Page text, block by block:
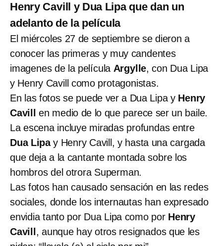
Henry Cavill y Dua Lipa que dan un
adelanto de la película
El miércoles 27 de septiembre se dieron a
conocer las primeras y muy candentes
imagenes de la película Argylle, con Dua Lipa
y Henry Cavill como protagonistas.
En las fotos se puede ver a Dua Lipa y Henry
Cavill
en medio de lo que parece ser un baile.
La escena incluye miradas profundas entre
Dua Lipay Henry Cavill, y hasta una cargada
que deja a la cantante montada sobre los
hombros del otrora Superman.
Las fotos han causado sensación en las redes
sociales, donde los internautas han expresado
envidia tanto por Dua Lipa como por Henry
Cavill , aunque hay otros resignados que les